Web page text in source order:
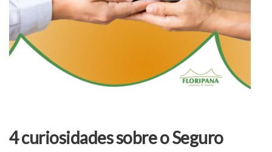
4 curiosidades sobre o Seguro